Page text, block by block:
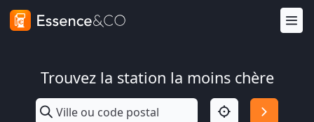
Trouvez la station la moins chère